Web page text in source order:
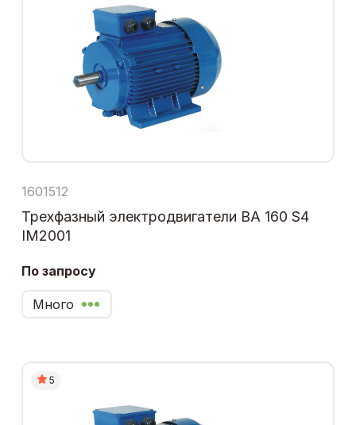
1601512
Трехфазный электродвигатели ВА 160 S4
IM2001
По запросу
Много
5